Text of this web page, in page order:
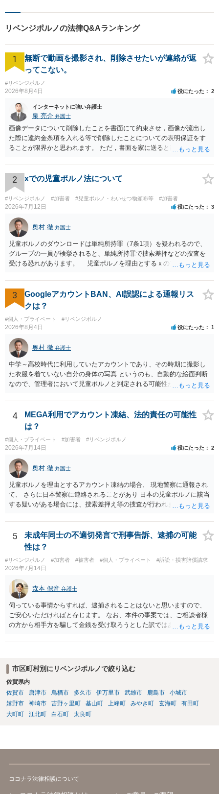
リベンジポルノの法律Q&Aランキング
1
無断で動画を撮影され、削除させたいが連絡が返
ってこない。
#リベンジポルノ
2026年8月4日 役にたった 2
インターネットに強い弁護士
泉 亮介 弁護士
画像データについて削除したことを書面にて約束させ，画像が流出し
た際に違約金条項を入れる等で削除したことについての表明保証をす
ることが限界かと思われます。 ただ，書面を家に送ると家族に不貞行
除等を求めることは避けたほうが良いかと思われます。
2 xでの児童ポルノ法について
#リベンジポルノ #加害者 #児童ポルノ・わいせつ物頒布等 #加害者
2026年7月12日 役にたった 3
奥村 徹 弁護士
児童ポルノのダウンロードは単純所持罪（7条1項）を疑われるので、
グループの一員が検挙されると、単純所持罪で捜索差押などの捜査を
受ける恐れがあります。 児童ポルノを理由とするｘのアカウント凍
は珍しくない）、これも捜索差押を受けるおそれがあります
3
GoogleアカウントBAN、AI誤認による通報リス
クは？
#個人・プライベート #リベンジポルノ
2026年8月4日 役にたった 1
奥村 徹 弁護士
中学～高校時代に利用していたアカウントであり、その時期に撮影し
た衣服を着ていない自分の身体の写真 というのも、自動的な絵面判断
なので、管理者において児童ポルノと判定される可能性があります。
4
MEGA利用でアカウント凍結、法的責任の可能性
は？
#個人・プライベート #加害者 #リベンジポルノ
2026年7月14日 役にたった 2
奥村 徹 弁護士
児童ポルノを理由とするアカウント凍結の場合、 現地警察に通報され
て、 さらに日本警察に連絡されることがあり 日本の児童ポルノに該当
する疑いがある場合には、捜索差押え等の捜査が行われます。 実際に
ください。
5
未成年同士の不適切発言で刑事告訴、逮捕の可能
性は？
#リベンジポルノ #加害者 #被害者 #個人・プライベート #訴訟・損害賠償請求
2026年7月14日
森本 偲音 弁護士
伺っている事情からすれば、逮捕されることはないと思いますので、
ご安心いただければと存じます。 なお、本件の事案では、ご相談者様
の方から相手方を騙して金銭を受け取ろうとした訳ではありませんの
市区町村別にリベンジポルノで絞り込む
佐賀県内
佐賀市
唐津市 鳥栖市 多久市 伊万里市 武雄市 鹿島市
小城市
嬉野市
神埼市 吉野ヶ里町 基山町 上峰町 みやき町 玄海町
有田町
大町町
江北町 白石町 太良町
ココナラ法律相談について